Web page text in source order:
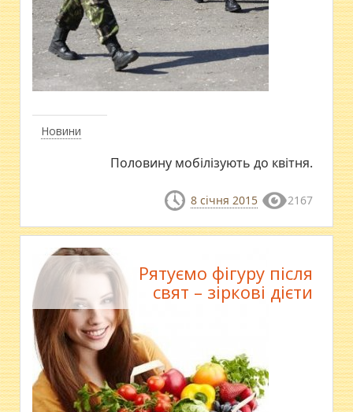
Новини
Половину мобілізують до квітня.
8 січня 2015 2167
Рятуємо фігуру після
свят – зіркові дієти